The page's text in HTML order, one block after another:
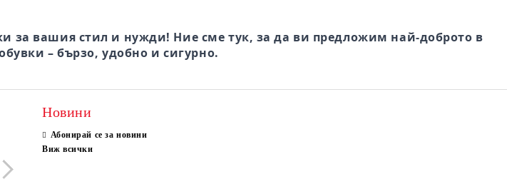
за вашия стил и нужди! Ние сме тук, за да ви предложим най-доброто в
– бързо, удобно и сигурно.
Дамски сандали от естествен
велур в светло кафяво
ELIA MOVE – БЕЛИ
ДАМСКИ ЛЕТНИ ОБУВКИ
Новини
Абонирай се за новини
Виж всички